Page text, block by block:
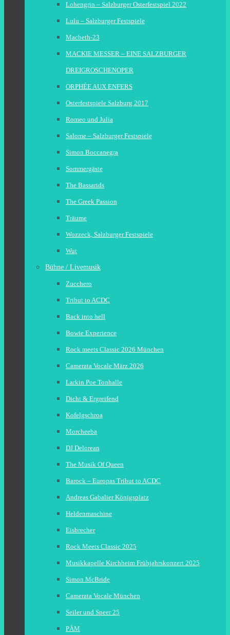
Lohengrin – Salzburger Osterfestspiel 2022
Lulu – Salzburger Festspiele
Macbeth-23
MACKIE MESSER – EINE SALZBURGER
DREIGROSCHENOPER
ORPHÉE AUX ENFERS
Osterfestspiele Salzburg 2017
Romeo und Julia
Salome – Salzburger Festspiele
Simon Boccanegra
Sommergäste
The Bassarids
The Greek Passion
Träume
Wozzeck, Salzburger Festspiele
Wut
Bühne / Livemusik
Zucchero
Tribut to ACDC
Back into hell
Bowie Experience
Rock meets Classic 2026 München
Camerata Vocale März 2026
Larkin Poe Tonhalle
Dicht & Ergreifend
Kofelgschroa
Morcheeba
DJ Delorean
The Musik Of Queen
Barock – Europas Tribut to ACDC
Andreas Gabalier Königsplatz
Heldenmaschine
Eisbrecher
Rock Meets Classic 2025
Musikkapelle Kirchheim Frühjahrskonzert 2025
Simon McBride
Camerata Vocale München
Seiler und Speer 25
PÄM